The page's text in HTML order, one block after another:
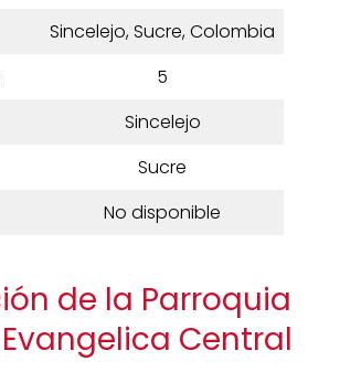
Sincelejo, Sucre, Colombia
5
Sincelejo
Sucre
No disponible
de la Parroquia
Central